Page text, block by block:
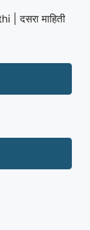
| दसरा माहिती